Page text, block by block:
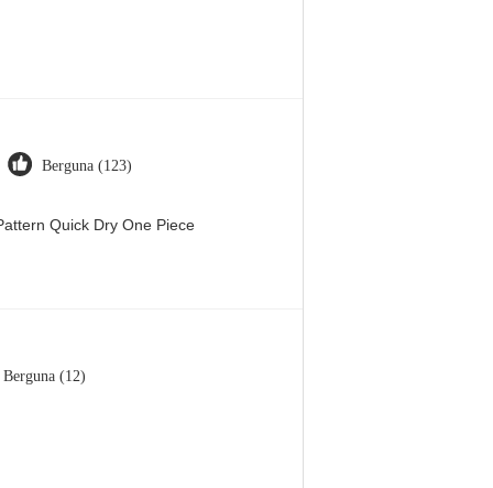
Berguna (123)
Quick Dry One Piece
Berguna (12)